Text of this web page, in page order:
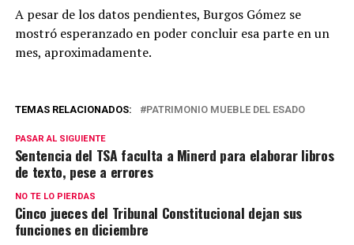
A pesar de los datos pendientes, Burgos Gómez se
mostró esperanzado en poder concluir esa parte en un
mes, aproximadamente.
TEMAS RELACIONADOS: PATRIMONIO MUEBLE DEL ESADO
PASAR AL SIGUIENTE
Sentencia del TSA faculta a Minerd para elaborar libros
de texto, pese a errores
NO TE LO PIERDAS
Cinco jueces del Tribunal Constitucional dejan sus
funciones en diciembre